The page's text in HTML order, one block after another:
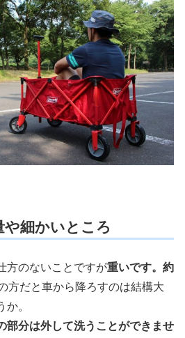
細かいところ
方のないことですが重いです。約
方だと車から降ろすのは結構大
。
部分は外して洗うことができませ